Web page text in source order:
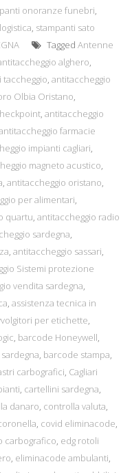
onoranze funebri,
, stampanti sato
Tagged Antenne
alghero,
taccheggio, antitaccheggio
Olbia Oristano,
, antitaccheggio
farmacie
impianti cagliari,
magneto acustico,
, antitaccheggio oristano,
per alimentari,
quartu, antitaccheggio radio
sardegna,
, antitaccheggio sassari,
Sistemi protezione
vendita sardegna,
, assistenza tecnica in
per etichette,
, barcode Honeywell,
, barcode stampa,
carbografici, Cagliari
, cartellini sardegna,
danaro, controlla valuta,
, covid eliminacode,
carbografico, edg rotoli
, eliminacode ambulanti,